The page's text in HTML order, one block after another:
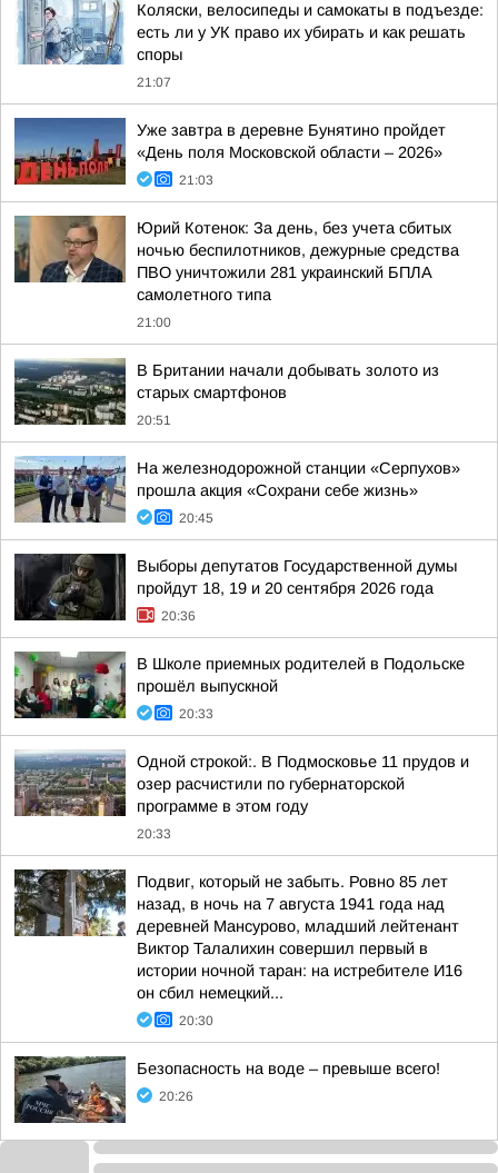
Коляски, велосипеды и самокаты в подъезде:
есть ли у УК право их убирать и как решать
споры
21:07
Уже завтра в деревне Бунятино пройдет
«День поля Московской области – 2026»
21:03
Юрий Котенок: За день, без учета сбитых
ночью беспилотников, дежурные средства
ПВО уничтожили 281 украинский БПЛА
самолетного типа
21:00
В Британии начали добывать золото из
старых смартфонов
20:51
На железнодорожной станции «Серпухов»
прошла акция «Сохрани себе жизнь»
20:45
Выборы депутатов Государственной думы
пройдут 18, 19 и 20 сентября 2026 года
20:36
В Школе приемных родителей в Подольске
прошёл выпускной
20:33
Одной строкой:. В Подмосковье 11 прудов и
озер расчистили по губернаторской
программе в этом году
20:33
Подвиг, который не забыть. Ровно 85 лет
назад, в ночь на 7 августа 1941 года над
деревней Мансурово, младший лейтенант
Виктор Талалихин совершил первый в
истории ночной таран: на истребителе И16
он сбил немецкий...
20:30
Безопасность на воде – превыше всего!
20:26